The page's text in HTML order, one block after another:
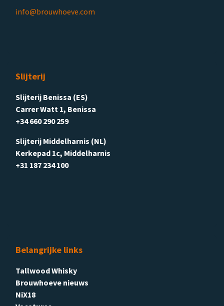
info@brouwhoeve.com
Slijterij
Slijterij Benissa (ES)
Carrer Watt 1, Benissa
+34 660 290 259
Slijterij Middelharnis (NL)
Kerkepad 1c, Middelharnis
+31 187 234 100
Belangrijke links
Tallwood Whisky
Brouwhoeve nieuws
NiX18